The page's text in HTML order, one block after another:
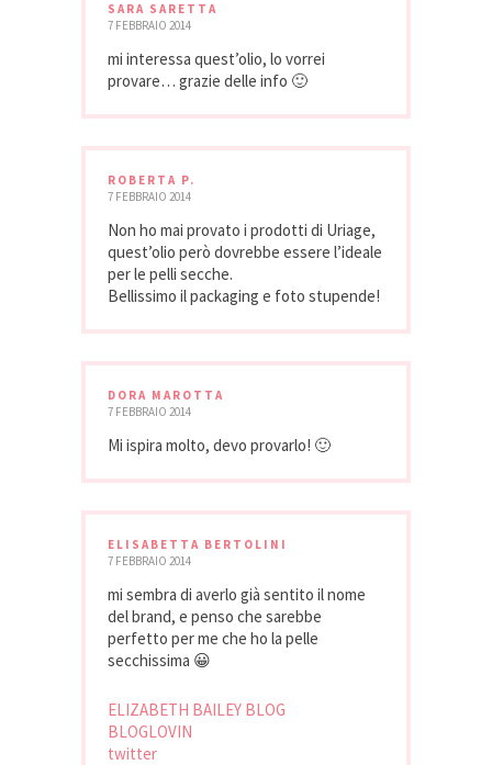
SARA SARETTA
7 FEBBRAIO 2014
mi interessa quest’olio, lo vorrei
provare… grazie delle info 🙂
ROBERTA P.
7 FEBBRAIO 2014
Non ho mai provato i prodotti di Uriage,
quest’olio però dovrebbe essere l’ideale
per le pelli secche.
Bellissimo il packaging e foto stupende!
DORA MAROTTA
7 FEBBRAIO 2014
Mi ispira molto, devo provarlo! 🙂
ELISABETTA BERTOLINI
7 FEBBRAIO 2014
mi sembra di averlo già sentito il nome
del brand, e penso che sarebbe
perfetto per me che ho la pelle
secchissima 😀
ELIZABETH BAILEY BLOG
BLOGLOVIN
twitter